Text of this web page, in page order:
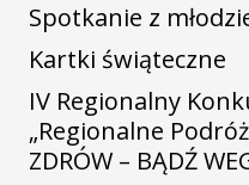
Spotkanie z
Kartki świąteczne
IV Regionalny
„Regionalne
ZDRÓW – BĄDŹ